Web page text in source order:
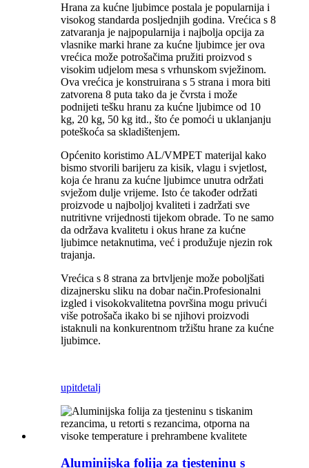
Hrana za kućne ljubimce postala je popularnija i
visokog standarda posljednjih godina. Vrećica s 8
zatvaranja je najpopularnija i najbolja opcija za
vlasnike marki hrane za kućne ljubimce jer ova
vrećica može potrošačima pružiti proizvod s
visokim udjelom mesa s vrhunskom svježinom.
Ova vrećica je konstruirana s 5 strana i mora biti
zatvorena 8 puta tako da je čvrsta i može
podnijeti tešku hranu za kućne ljubimce od 10
kg, 20 kg, 50 kg itd., što će pomoći u uklanjanju
poteškoća sa skladištenjem.
Općenito koristimo AL/VMPET materijal kako
bismo stvorili barijeru za kisik, vlagu i svjetlost,
koja će hranu za kućne ljubimce unutra održati
svježom dulje vrijeme. Isto će također održati
proizvode u najboljoj kvaliteti i zadržati sve
nutritivne vrijednosti tijekom obrade. To ne samo
da održava kvalitetu i okus hrane za kućne
ljubimce netaknutima, već i produžuje njezin rok
trajanja.
Vrećica s 8 strana za brtvljenje može poboljšati
dizajnersku sliku na dobar način.Profesionalni
izgled i visokokvalitetna površina mogu privući
više potrošača ikako bi se njihovi proizvodi
istaknuli na konkurentnom tržištu hrane za kućne
ljubimce.
upitdetalj
Aluminijska folija za tjesteninu s